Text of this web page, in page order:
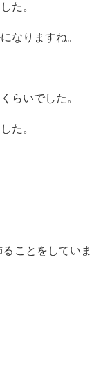
た。
なりますね。
らいでした。
た。
ことをしていま